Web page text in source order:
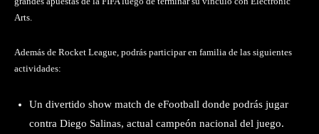
Arts.
Además de Rocket League, podrás participar en familia de las siguientes
actividades:
Un divertido show match de eFootball donde podrás jugar
contra Diego Salinas, actual campeón nacional del juego.